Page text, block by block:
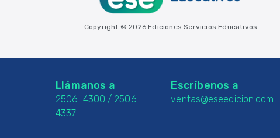
Copyright © 2026 Ediciones Servicios Educativos
Llámanos a
2506-4300 / 2506-
4337
Escríbenos a
ventas@eseedicion.com